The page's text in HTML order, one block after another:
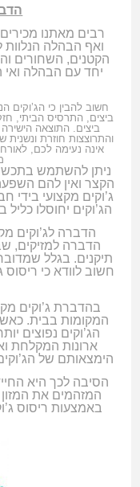
רבים מאתנו
ואף הבהלה הנלוות
הקטנים, השחורים
יחד עם הבהלה ואי
חשוב להבין כי הג’וקים
ביצים, התרסיס הביתי,
ביצים. התוצאה
והתרוצצות חוזרת
אינה נעימה לכם,
ניתן להשתמש
הקצר ואין להם
ג’וקים מקצועי
הג’וקים יחוסלו
הדברה לג’וקים
הדברה למזיקים,
תיקנים. בגלל
חשוב לוודא כי ריסוס
בהדברת ג’וקים
המקומות בבית.
הג’וקים נפוצים
ארונות המקלחת
הימצאותם של
הסיבה לכך היא
המזהמים את
באמצעות ריסוס